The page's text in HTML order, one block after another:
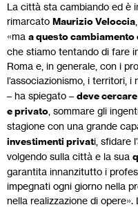
La città sta cambiando ed è
rimarcato Maurizio Veloccia
«ma a questo
che stiamo tentando di fare
Roma e, in generale, con i
l’associazionismo, i territori, i
– ha spiegato – deve
e privato , sommare gli
stagione con una grande
investimenti privati, sfidare
volgendo sulla città e la sua
garantita innanzitutto i
impegnati ogni giorno nella
nella realizzazione di opere».